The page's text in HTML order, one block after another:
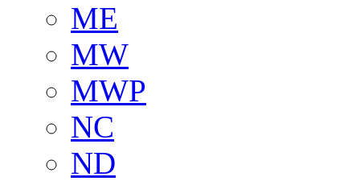
ME
MW
MWP
NC
ND